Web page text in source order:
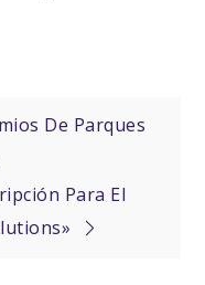
De Parques
Para El